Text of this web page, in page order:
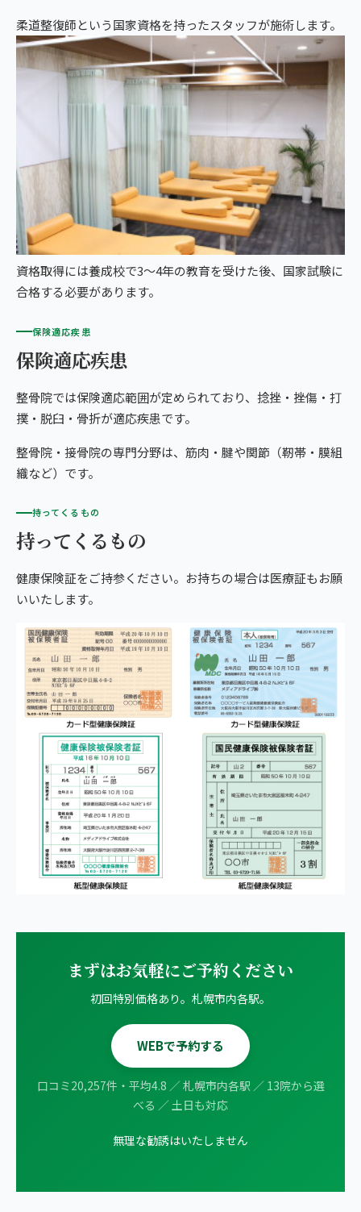
こころ整骨院 ラソラ札幌院
こころ整体院 キャポ大谷地院
こころ整骨院 中の島駅院
こころ整骨院 札幌美しが丘院
13院の比較・選び方
柔道整復師という国家資格を持ったスタッフが施術します。
資格取得には養成校で3〜4年の教育を受けた後、国家試験に
合格する必要があります。
保険適応疾患
保険適応疾患
整骨院では保険適応範囲が定められており、捻挫・挫傷・打
撲・脱臼・骨折が適応疾患です。
整骨院・接骨院の専門分野は、筋肉・腱や関節（靭帯・膜組
織など）です。
持ってくるもの
持ってくるもの
健康保険証をご持参ください。お持ちの場合は医療証もお願
いいたします。
まずはお気軽にご予約ください
初回特別価格あり。札幌市内各駅。
WEBで予約する
口コミ20,257件・平均4.8 ／ 札幌市内各駅 ／ 13院から選
べる ／ 土日も対応
無理な勧誘はいたしません